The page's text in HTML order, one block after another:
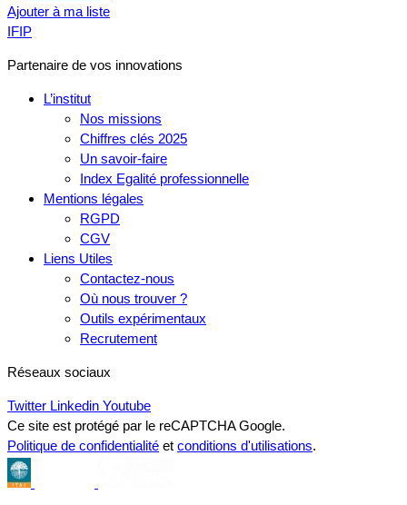
Ajouter à ma liste
IFIP
Partenaire de vos innovations
L’institut
Nos missions
Chiffres clés 2025
Un savoir-faire
Index Egalité professionnelle
Mentions légales
RGPD
CGV
Liens Utiles
Contactez-nous
Où nous trouver ?
Outils expérimentaux
Recrutement
Réseaux sociaux
Twitter Linkedin Youtube
Ce site est protégé par le reCAPTCHA Google.
Politique de confidentialité et conditions d'utilisations.